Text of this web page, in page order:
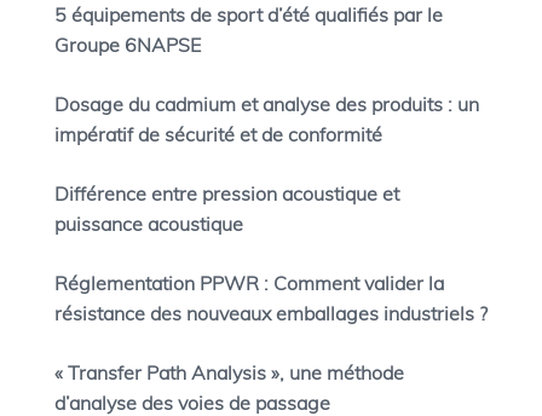
5 équipements de sport d’été qualifiés par le
Groupe 6NAPSE
Dosage du cadmium et analyse des produits : un
impératif de sécurité et de conformité
Différence entre pression acoustique et
puissance acoustique
Réglementation PPWR : Comment valider la
résistance des nouveaux emballages industriels ?
« Transfer Path Analysis », une méthode
d’analyse des voies de passage